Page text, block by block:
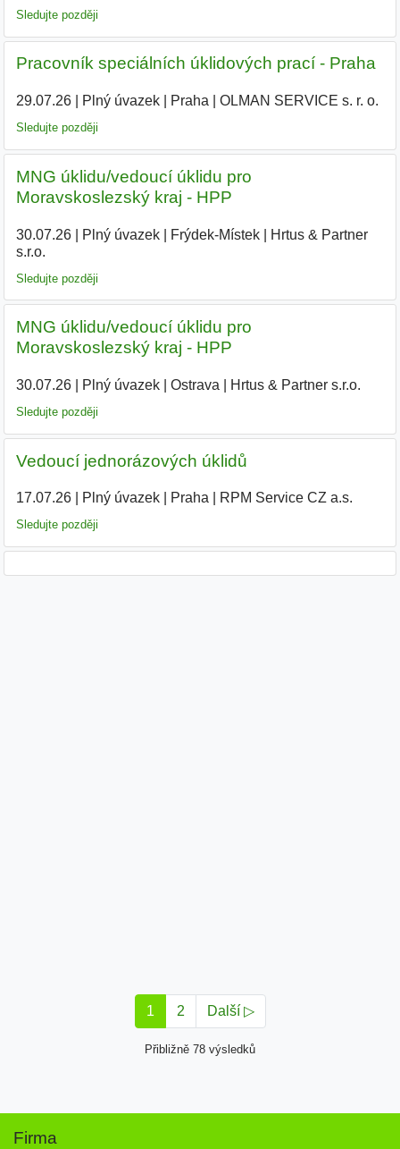
Sledujte později
Pracovník speciálních úklidových prací - Praha
29.07.26| Plný úvazek| Praha OLMAN SERVICE s. r. o.
Sledujte později
MNG úklidu/vedoucí úklidu pro
Moravskoslezský kraj - HPP
30.07.26| Plný úvazek| Frýdek-Místek|
Hrtus & Partner
s.r.o.
Sledujte později
MNG úklidu/vedoucí úklidu pro
Moravskoslezský kraj - HPP
30.07.26| Plný úvazek| Ostrava Hrtus & Partner s.r.o.
Sledujte později
Vedoucí jednorázových úklidů
17.07.26| Plný úvazek| Praha RPM Service CZ a.s.
Sledujte později
1 2 Další ▷
Přibližně 78 výsledků
Firma